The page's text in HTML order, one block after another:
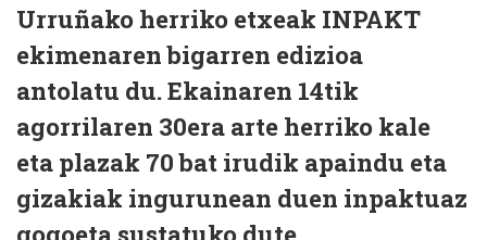
Urruñako herriko etxeak INPAKT
ekimenaren bigarren edizioa
antolatu du. Ekainaren 14tik
agorrilaren 30era arte herriko kale
eta plazak 70 bat irudik apaindu eta
gizakiak ingurunean duen inpaktuaz
gogoeta sustatuko dute.